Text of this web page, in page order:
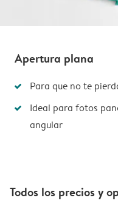
Apertura plana
Para que no te
Ideal para fotos
angular
Todos los precios y